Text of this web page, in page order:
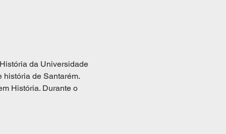
da Universidade
história de Santarém.
História. Durante o